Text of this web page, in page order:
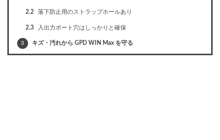
2.2 落下防止用のストラップホールあり
2.3 入出力ポート穴はしっかりと確保
3 キズ・汚れから GPD WIN Max を守る